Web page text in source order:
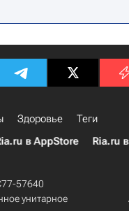
Здоровье
Теги
в AppStore Ria.ru
57640
унитарное